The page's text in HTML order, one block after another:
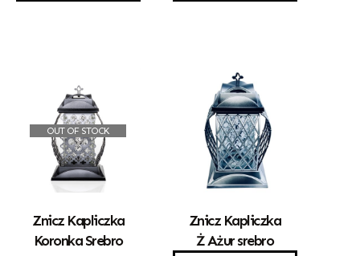
OUT OF STOCK
Znicz Kapliczka
Koronka Srebro
Znicz Kapliczka
Ż Ażur srebro